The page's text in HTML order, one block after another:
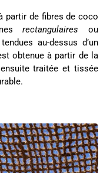
partir de fibres de coco
rectangulaires ou
au-dessus d’un
obtenue à partir de la
traitée et tissée